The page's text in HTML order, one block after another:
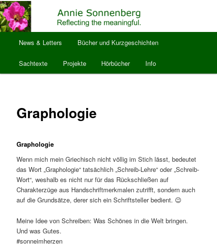
Zum
primären
Inhalt
anniesonnenberg
Reflecting the meaningful.
News & Letters Bücher und Kurzgeschichten
Sachtexte Projekte Hörbücher Info
Graphologie
Graphologie
Wenn mich mein Griechisch nicht völlig im Stich lässt, bedeutet
das Wort „Graphologie“ tatsächlich „Schreib-Lehre“ oder „Schreib-
Wort“, weshalb es nicht nur für das Rückschließen auf
Charakterzüge aus Handschriftmerkmalen zutrifft, sondern auch
auf die Grundsätze, derer sich ein Schriftsteller bedient. 😉
Meine Idee von Schreiben: Was Schönes in die Welt bringen.
Und was Gutes.
#sonneimherzen